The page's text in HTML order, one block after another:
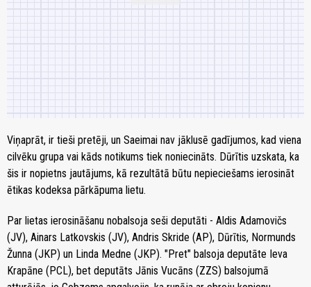
Viņaprāt, ir tieši pretēji, un Saeimai nav jāklusē gadījumos, kad viena
cilvēku grupa vai kāds notikums tiek noniecināts. Dūrītis uzskata, ka
šis ir nopietns jautājums, kā rezultātā būtu nepieciešams ierosināt
ētikas kodeksa pārkāpuma lietu.
Par lietas ierosināšanu nobalsoja seši deputāti - Aldis Adamovičs
(JV), Ainars Latkovskis (JV), Andris Skride (AP), Dūrītis, Normunds
Žunna (JKP) un Linda Medne (JKP). "Pret" balsoja deputāte Ieva
Krapāne (PCL), bet deputāts Jānis Vucāns (ZZS) balsojumā